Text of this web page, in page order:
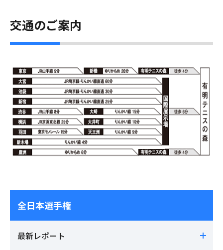
交通のご案内
全日本選手権
最新レポート